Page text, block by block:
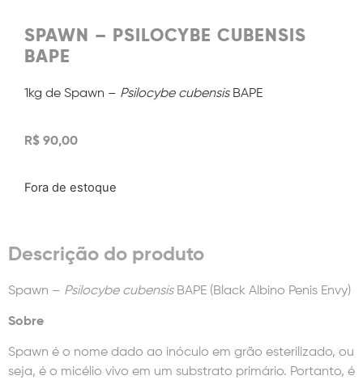
SPAWN – PSILOCYBE CUBENSIS
BAPE
1kg de Spawn – Psilocybe cubensisBAPE
R$ 90,00
Fora de estoque
Descrição do produto
Spawn – Psilocybe cubensisBAPE (Black Albino Penis Envy)
Sobre
Spawn é o nome dado ao inóculo em grão esterilizado, ou
seja, é o micélio vivo em um substrato primário. Portanto, é